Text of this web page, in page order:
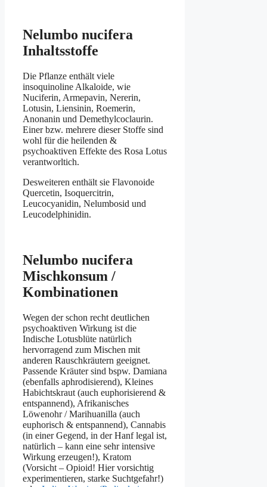
Nelumbo nucifera
Inhaltsstoffe
Die Pflanze enthält viele
insoquinoline Alkaloide, wie
Nuciferin, Armepavin, Nererin,
Lotusin, Liensinin, Roemerin,
Anonanin und Demethylcoclaurin.
Einer bzw. mehrere dieser Stoffe sind
wohl für die heilenden &
psychoaktiven Effekte des Rosa Lotus
verantworltich.
Desweiteren enthält sie Flavonoide
Quercetin, Isoquercitrin,
Leucocyanidin, Nelumbosid und
Leucodelphinidin.
Nelumbo nucifera
Mischkonsum /
Kombinationen
Wegen der schon recht deutlichen
psychoaktiven Wirkung ist die
Indische Lotusblüte natürlich
hervorragend zum Mischen mit
anderen Rauschkräutern geeignet.
Passende Kräuter sind bspw. Damiana
(ebenfalls aphrodisierend), Kleines
Habichtskraut (auch euphorisierend &
entspannend), Afrikanisches
Löwenohr / Marihuanilla (auch
euphorisch & entspannend), Cannabis
(in einer Gegend, in der Hanf legal ist,
natürlich – kann eine sehr intensive
Wirkung erzeugen!), Kratom
(Vorsicht – Opioid! Hier vorsichtig
experimentieren, starke Suchtgefahr!)